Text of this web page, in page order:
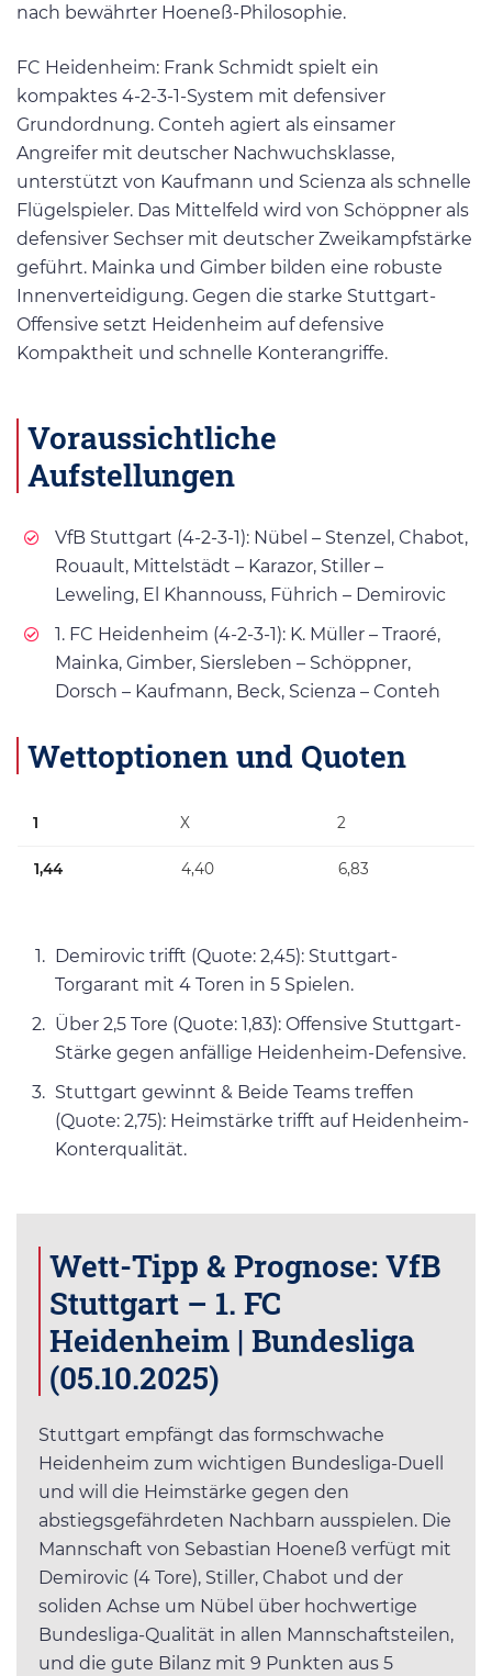
nach bewährter Hoeneß-Philosophie.
FC Heidenheim: Frank Schmidt spielt ein
kompaktes 4-2-3-1-System mit defensiver
Grundordnung. Conteh agiert als einsamer
Angreifer mit deutscher Nachwuchsklasse,
unterstützt von Kaufmann und Scienza als schnelle
Flügelspieler. Das Mittelfeld wird von Schöppner als
defensiver Sechser mit deutscher Zweikampfstärke
geführt. Mainka und Gimber bilden eine robuste
Innenverteidigung. Gegen die starke Stuttgart-
Offensive setzt Heidenheim auf defensive
Kompaktheit und schnelle Konterangriffe.
Voraussichtliche
Aufstellungen
VfB Stuttgart (4-2-3-1): Nübel – Stenzel, Chabot,
Rouault, Mittelstädt – Karazor, Stiller –
Leweling, El Khannouss, Führich – Demirovic
1. FC Heidenheim (4-2-3-1): K. Müller – Traoré,
Mainka, Gimber, Siersleben – Schöppner,
Dorsch – Kaufmann, Beck, Scienza – Conteh
Wettoptionen und Quoten
1 X 2
1,44 4,40 6,83
Demirovic trifft (Quote: 2,45): Stuttgart-
Torgarant mit 4 Toren in 5 Spielen.
Über 2,5 Tore (Quote: 1,83): Offensive Stuttgart-
Stärke gegen anfällige Heidenheim-Defensive.
Stuttgart gewinnt & Beide Teams treffen
(Quote: 2,75): Heimstärke trifft auf Heidenheim-
Konterqualität.
Wett-Tipp & Prognose: VfB
Stuttgart – 1. FC
Heidenheim | Bundesliga
(05.10.2025)
Stuttgart empfängt das formschwache
Heidenheim zum wichtigen Bundesliga-Duell
und will die Heimstärke gegen den
abstiegsgefährdeten Nachbarn ausspielen. Die
Mannschaft von Sebastian Hoeneß verfügt mit
Demirovic (4 Tore), Stiller, Chabot und der
soliden Achse um Nübel über hochwertige
Bundesliga-Qualität in allen Mannschaftsteilen,
und die gute Bilanz mit 9 Punkten aus 5